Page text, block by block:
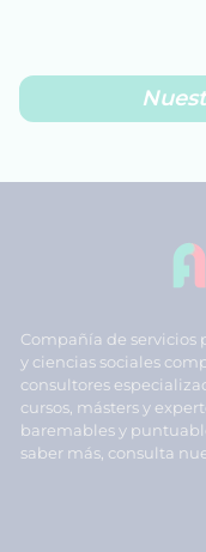
Compañía de servicios
y ciencias sociales
consultores
cursos, másters y
baremables y
saber más, consulta